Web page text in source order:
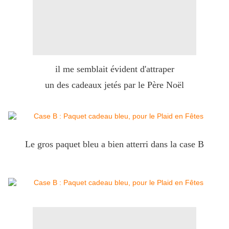
il me semblait évident d'attraper
un des cadeaux jetés par le Père Noël
Le gros paquet bleu a bien atterri dans la case B